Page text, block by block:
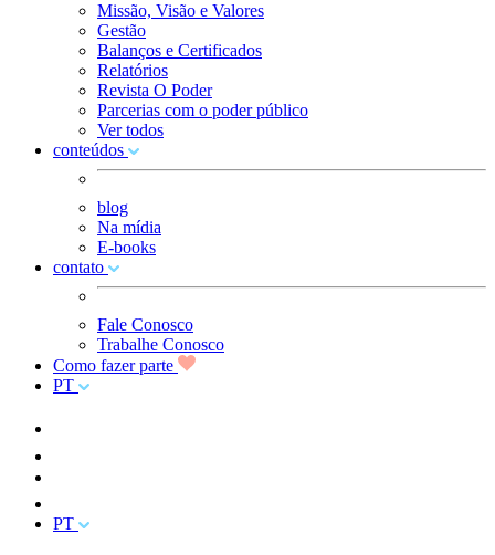
Missão, Visão e Valores
Gestão
Balanços e Certificados
Relatórios
Revista O Poder
Parcerias com o poder público
Ver todos
conteúdos
blog
Na mídia
E-books
contato
Fale Conosco
Trabalhe Conosco
Como fazer parte
PT
PT